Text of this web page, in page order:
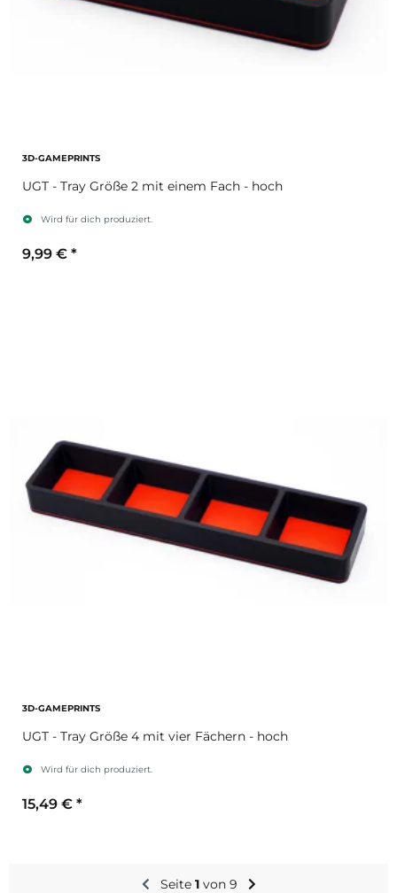
3D-GAMEPRINTS
UGT - Tray Größe 2 mit einem Fach - hoch
Wird für dich produziert.
9,99 € *
3D-GAMEPRINTS
UGT - Tray Größe 4 mit vier Fächern - hoch
Wird für dich produziert.
15,49 € *
Seite 1von 9